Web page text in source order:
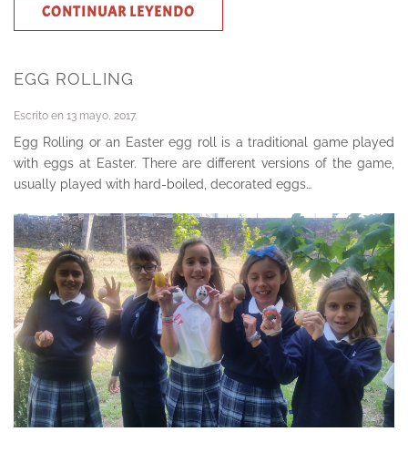
CONTINUAR LEYENDO
EGG ROLLING
Escrito en 13 mayo, 2017.
Egg Rolling or an Easter egg roll is a traditional game played
with eggs at Easter. There are different versions of the game,
usually played with hard-boiled, decorated eggs…